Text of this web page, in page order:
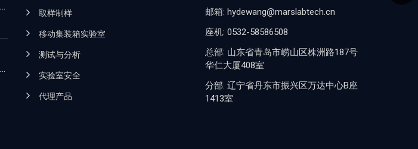
取样制样
移动集装箱实验室
测试与分析
实验室安全
代理产品
邮箱: hydewang@marslabtech.cn
座机: 0532-58586508
总部: 山东省青岛市崂山区株洲路187号
华仁大厦408室
分部: 辽宁省丹东市振兴区万达中心B座
1413室